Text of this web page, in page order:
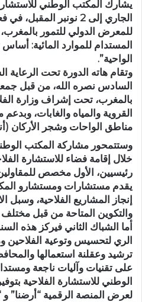
و
ن
ي
ا
الجاري إلى 2 نونبر
للمعرض الدولي للتمور بالمغرب،
المستدام للموارد المائية:
الواحية”.
وتقام هاته الدورة تحت الرعاية
السادس نصره الله، من قبل
بالمغرب، تحت إشراف وزارة
القروية والمياه والغابات، وبدعم
مناطق الواحات وشجر الأركان
وستتمحور مشاركة المكتب
خلال إقامة فضاء للاستشارة
ﺭﺋﻴﺴﻴﻴﻦ، ﺍﻷﻭﻝ ﻣﺨﺼﺺ
ﻳﻘﺪﻡ ﻣﺴﺘﺸﺎﺭﺍﺕ ﻭﻣﺴﺘﺸﺎﺭﻭ
ﺇﻧﺠﺎﺯ ﺍﻟﻤﺸﺎﺭﻳﻊ ﺍﻟﻔﻼﺣﻴﺔ، ﻭﺳﺒﻞ
ﻭﺍﻟﺘﻜﻮﻳﻦ ﺍﻟﻤﺘﺎﺣﺔ ﻣﻦ ﻗﺒﻞ
ﺃﻣﺎ ﺍﻟﺸﺒﺎﻙ ﺍﻟﺜﺎﻧﻲ ﻓﻴﺮﻛﺰ ﻫﺬﻩ
ﺍﻟﺮﻱ ﻟﺘﺤﺴﻴﺲ ﻭﺗﻮﻋﻴﺔ ﺍﻟﻔﻼﺣﻴﻦ
ﺗﺮﺷﻴﺪ ﻭﻋﻘﻠﻨﺔ ﺍﺳﺘﻌﻤﺎﻟﻬﺎ
ﻋﻠﻰ ﺗﻘﻨﻴﺎﺕ ﻭﺁﻟﻴﺎﺕ ﻧﺎﺟﻌﺔ
الوطني للاستشارة الفلاحية
لعرض المنصة الرقمية “أرضنا”